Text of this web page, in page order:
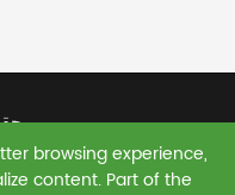
Materials Co., Ltd.
browsing experience,
content. Part of the